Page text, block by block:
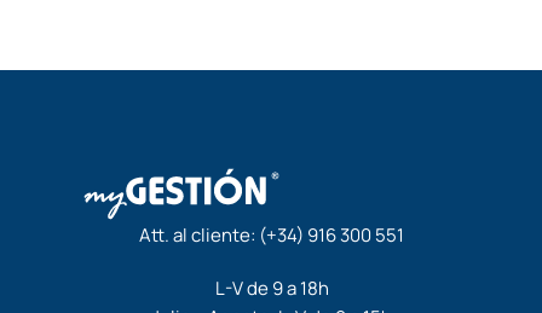
Att. al cliente: (+34) 916 300 551
L-V de 9 a 18h